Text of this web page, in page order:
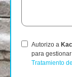
Autorizo a
para
Tratamiento